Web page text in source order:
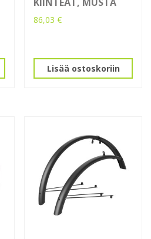
86,03€
Lisää ostoskoriin